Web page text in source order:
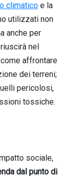
climatico e la
utilizzati non
anche per
nel
affrontare
dei terreni;
pericolosi,
tossiche.
sociale,
dal punto di